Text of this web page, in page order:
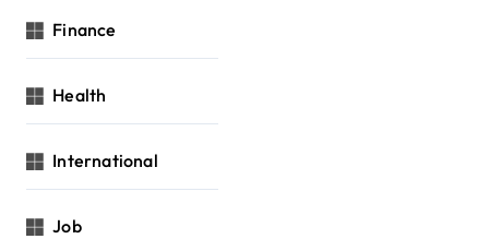
Finance
Health
International
Job